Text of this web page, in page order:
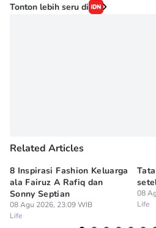
Tonton lebih seru di
Related Articles
8 Inspirasi Fashion Keluarga
ala Fairuz A Rafiq dan
Sonny Septian
08 Agu 2026, 23:09 WIB
Life
08
Life